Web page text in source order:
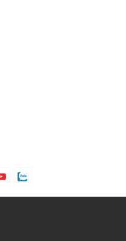
làm, đi chơi, hoạt động